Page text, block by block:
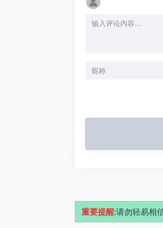
重要提醒:请勿轻易相